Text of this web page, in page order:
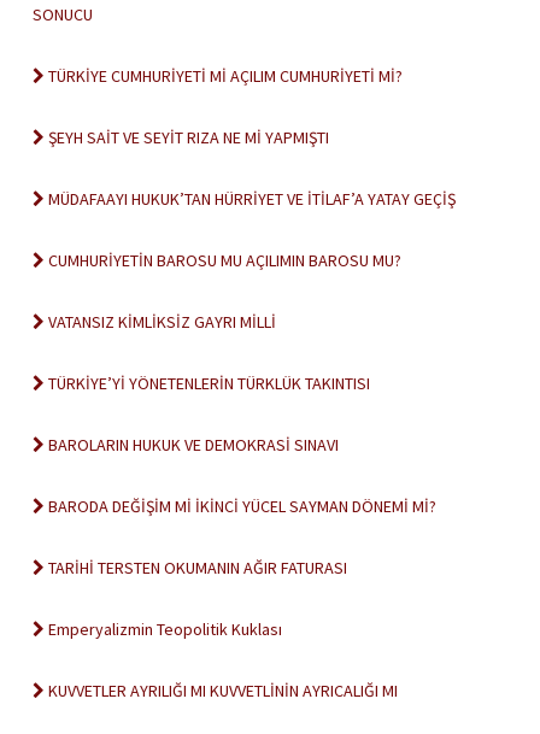
SONUCU
TÜRKİYE CUMHURİYETİ Mİ AÇILIM CUMHURİYETİ Mİ?
ŞEYH SAİT VE SEYİT RIZA NE Mİ YAPMIŞTI
MÜDAFAAYI HUKUK’TAN HÜRRİYET VE İTİLAF’A YATAY GEÇİŞ
CUMHURİYETİN BAROSU MU AÇILIMIN BAROSU MU?
VATANSIZ KİMLİKSİZ GAYRI MİLLİ
TÜRKİYE’Yİ YÖNETENLERİN TÜRKLÜK TAKINTISI
BAROLARIN HUKUK VE DEMOKRASİ SINAVI
BARODA DEĞİŞİM Mİ İKİNCİ YÜCEL SAYMAN DÖNEMİ Mİ?
TARİHİ TERSTEN OKUMANIN AĞIR FATURASI
Emperyalizmin Teopolitik Kuklası
KUVVETLER AYRILIĞI MI KUVVETLİNİN AYRICALIĞI MI